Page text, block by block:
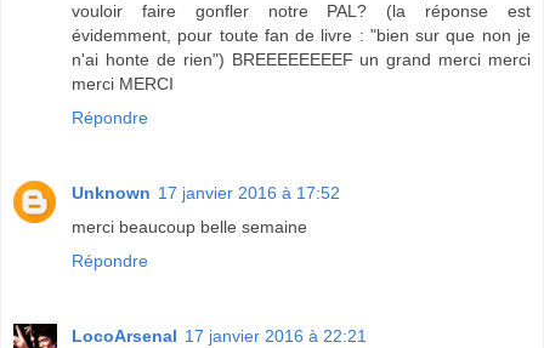
vouloir faire gonfler notre PAL? (la réponse est
évidemment, pour toute fan de livre : "bien sur que non je
n'ai honte de rien") BREEEEEEEEF un grand merci merci
merci MERCI
Répondre
Unknown 17 janvier 2016 à 17:52
merci beaucoup belle semaine
Répondre
LocoArsenal 17 janvier 2016 à 22:21